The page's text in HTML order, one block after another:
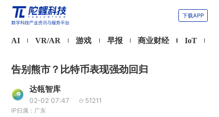
下载APP
AI VR/AR 游戏 早报 商业财经 IoT
告别熊市？比特币表现强劲回归
达瓴智库
02-02 07:47 51211
IP归属：广东